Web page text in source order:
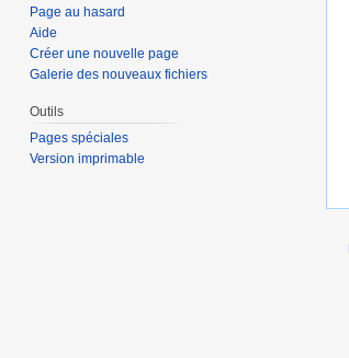
Page au hasard
Aide
Créer une nouvelle page
Galerie des nouveaux fichiers
Outils
Pages spéciales
Version imprimable